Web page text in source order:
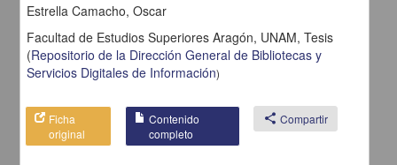
El incidente de suspensión en materia administrativa
Campos Jiménez, Roberto
2013
Estrella Camacho, Oscar
Facultad de Estudios Superiores Aragón, UNAM, Tesis
(Repositorio de la Dirección General de Bibliotecas y
Servicios Digitales de Información)
Ficha
original
Contenido
completo
share Compartir